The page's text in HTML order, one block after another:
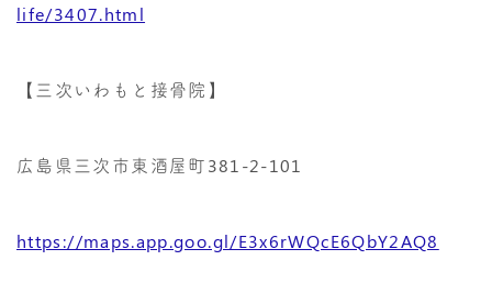
life/3407.html
【三次いわもと接骨院】
広島県三次市東酒屋町381-2-101
https://maps.app.goo.gl/E3x6rWQcE6QbY2AQ8